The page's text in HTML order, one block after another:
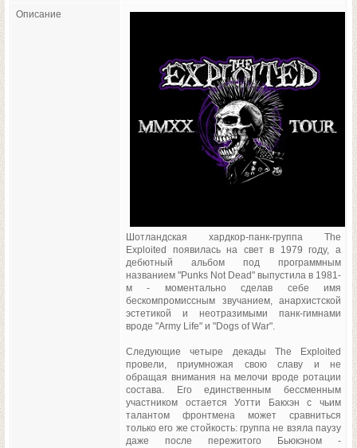
Описание
Шотландская хардкор-панк-группа The
Exploited появилась на свет в 1979 году, а
дебютный альбом под программным
названием "Punks Not Dead" выпустила в 1981-
м - моментально сделав себе имя
бескомпромиссным звучанием, анархистской
эстетикой и неотразимыми панк-гимнами
вроде "Army Life" и "Dogs of War".
Следующие четыре декады The Exploited
провели, приумножая свою славу и не
обращая внимания на мелочи вроде ротации
состава. Его единственным бессменным
участником остается Уотти Бакхэн с чьим
талантом фронтмена может сравниться
только его же стойкость: группа не взяла паузу
даже после пережитого Бьюкэном -